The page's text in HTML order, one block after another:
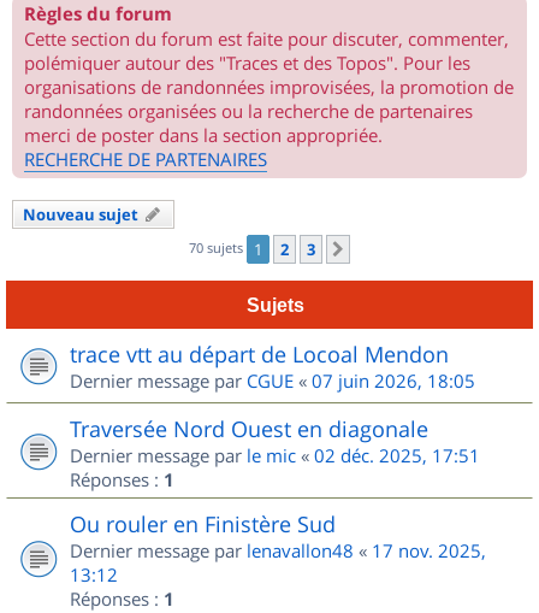
Règles du forum
Cette section du forum est faite pour discuter, commenter,
polémiquer autour des "Traces et des Topos". Pour les
organisations de randonnées improvisées, la promotion de
randonnées organisées ou la recherche de partenaires
merci de poster dans la section appropriée.
RECHERCHE DE PARTENAIRES
Nouveau sujet
70 sujets 1 2 3
Sujets
trace vtt au départ de Locoal Mendon
Dernier message par CGUE « 07 juin 2026, 18:05
Traversée Nord Ouest en diagonale
Dernier message par le mic « 02 déc. 2025, 17:51
Réponses : 1
Ou rouler en Finistère Sud
Dernier message par lenavallon48 « 17 nov. 2025,
13:12
Réponses : 1